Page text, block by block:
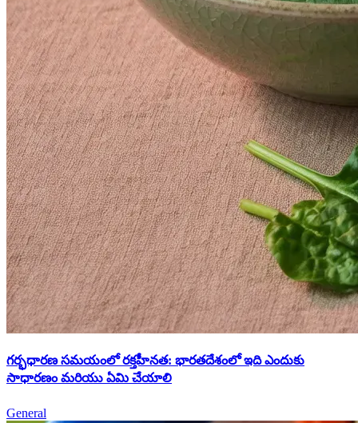
గర్భధారణ సమయంలో రక్తహీనత: భారతదేశంలో ఇది ఎందుకు
సాధారణం మరియు ఏమి చేయాలి
General